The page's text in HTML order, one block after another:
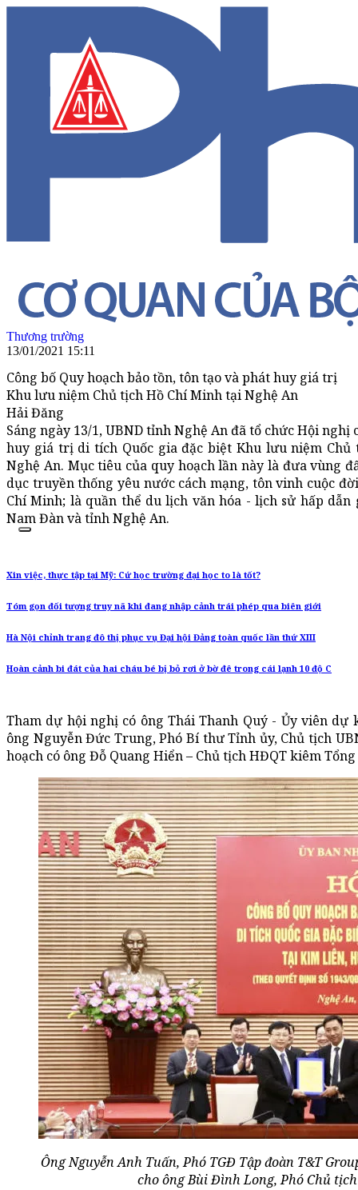
Thương trường
13/01/2021 15:11
Công bố Quy hoạch bảo tồn, tôn tạo và phát huy giá trị
Khu lưu niệm Chủ tịch Hồ Chí Minh tại Nghệ An
Hải Đăng
Sáng ngày 13/1, UBND tỉnh Nghệ An đã tổ chức Hội
huy giá trị di tích Quốc gia đặc biệt Khu lưu niệm
Nghệ An. Mục tiêu của quy hoạch lần này là đưa vùng
dục truyền thống yêu nước cách mạng, tôn vinh cuộc
Chí Minh; là quần thể du lịch văn hóa - lịch sử hấp
Nam Đàn và tỉnh Nghệ An.
Xin việc, thực tập tại Mỹ: Cứ học trường đại học to là tốt?
Tóm gọn đối tượng truy nã khi đang nhập cảnh trái phép qua biên giới
Hà Nội chỉnh trang đô thị phục vụ Đại hội Đảng toàn quốc lần thứ XIII
Hoàn cảnh bi đát của hai cháu bé bị bỏ rơi ở bờ đê trong cái lạnh 10 độ C
Tham dự hội nghị có ông Thái Thanh Quý - Ủy viên
ông Nguyễn Đức Trung, Phó Bí thư Tỉnh ủy, Chủ tịch
hoạch có ông Đỗ Quang Hiển – Chủ tịch HĐQT kiêm
Ông Nguyễn Anh Tuấn, Phó TGĐ Tập đoàn T&T
cho ông Bùi Đình Long, Phó Chủ